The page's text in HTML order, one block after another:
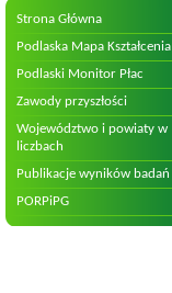
Strona Główna
Podlaska Mapa Kształcenia
Podlaski Monitor Płac
Zawody przyszłości
Województwo i powiaty w
liczbach
Publikacje wyników badań
PORPiPG